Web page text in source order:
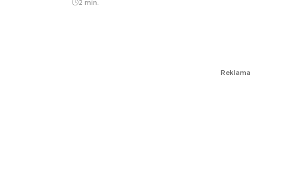
2 min.
Reklama